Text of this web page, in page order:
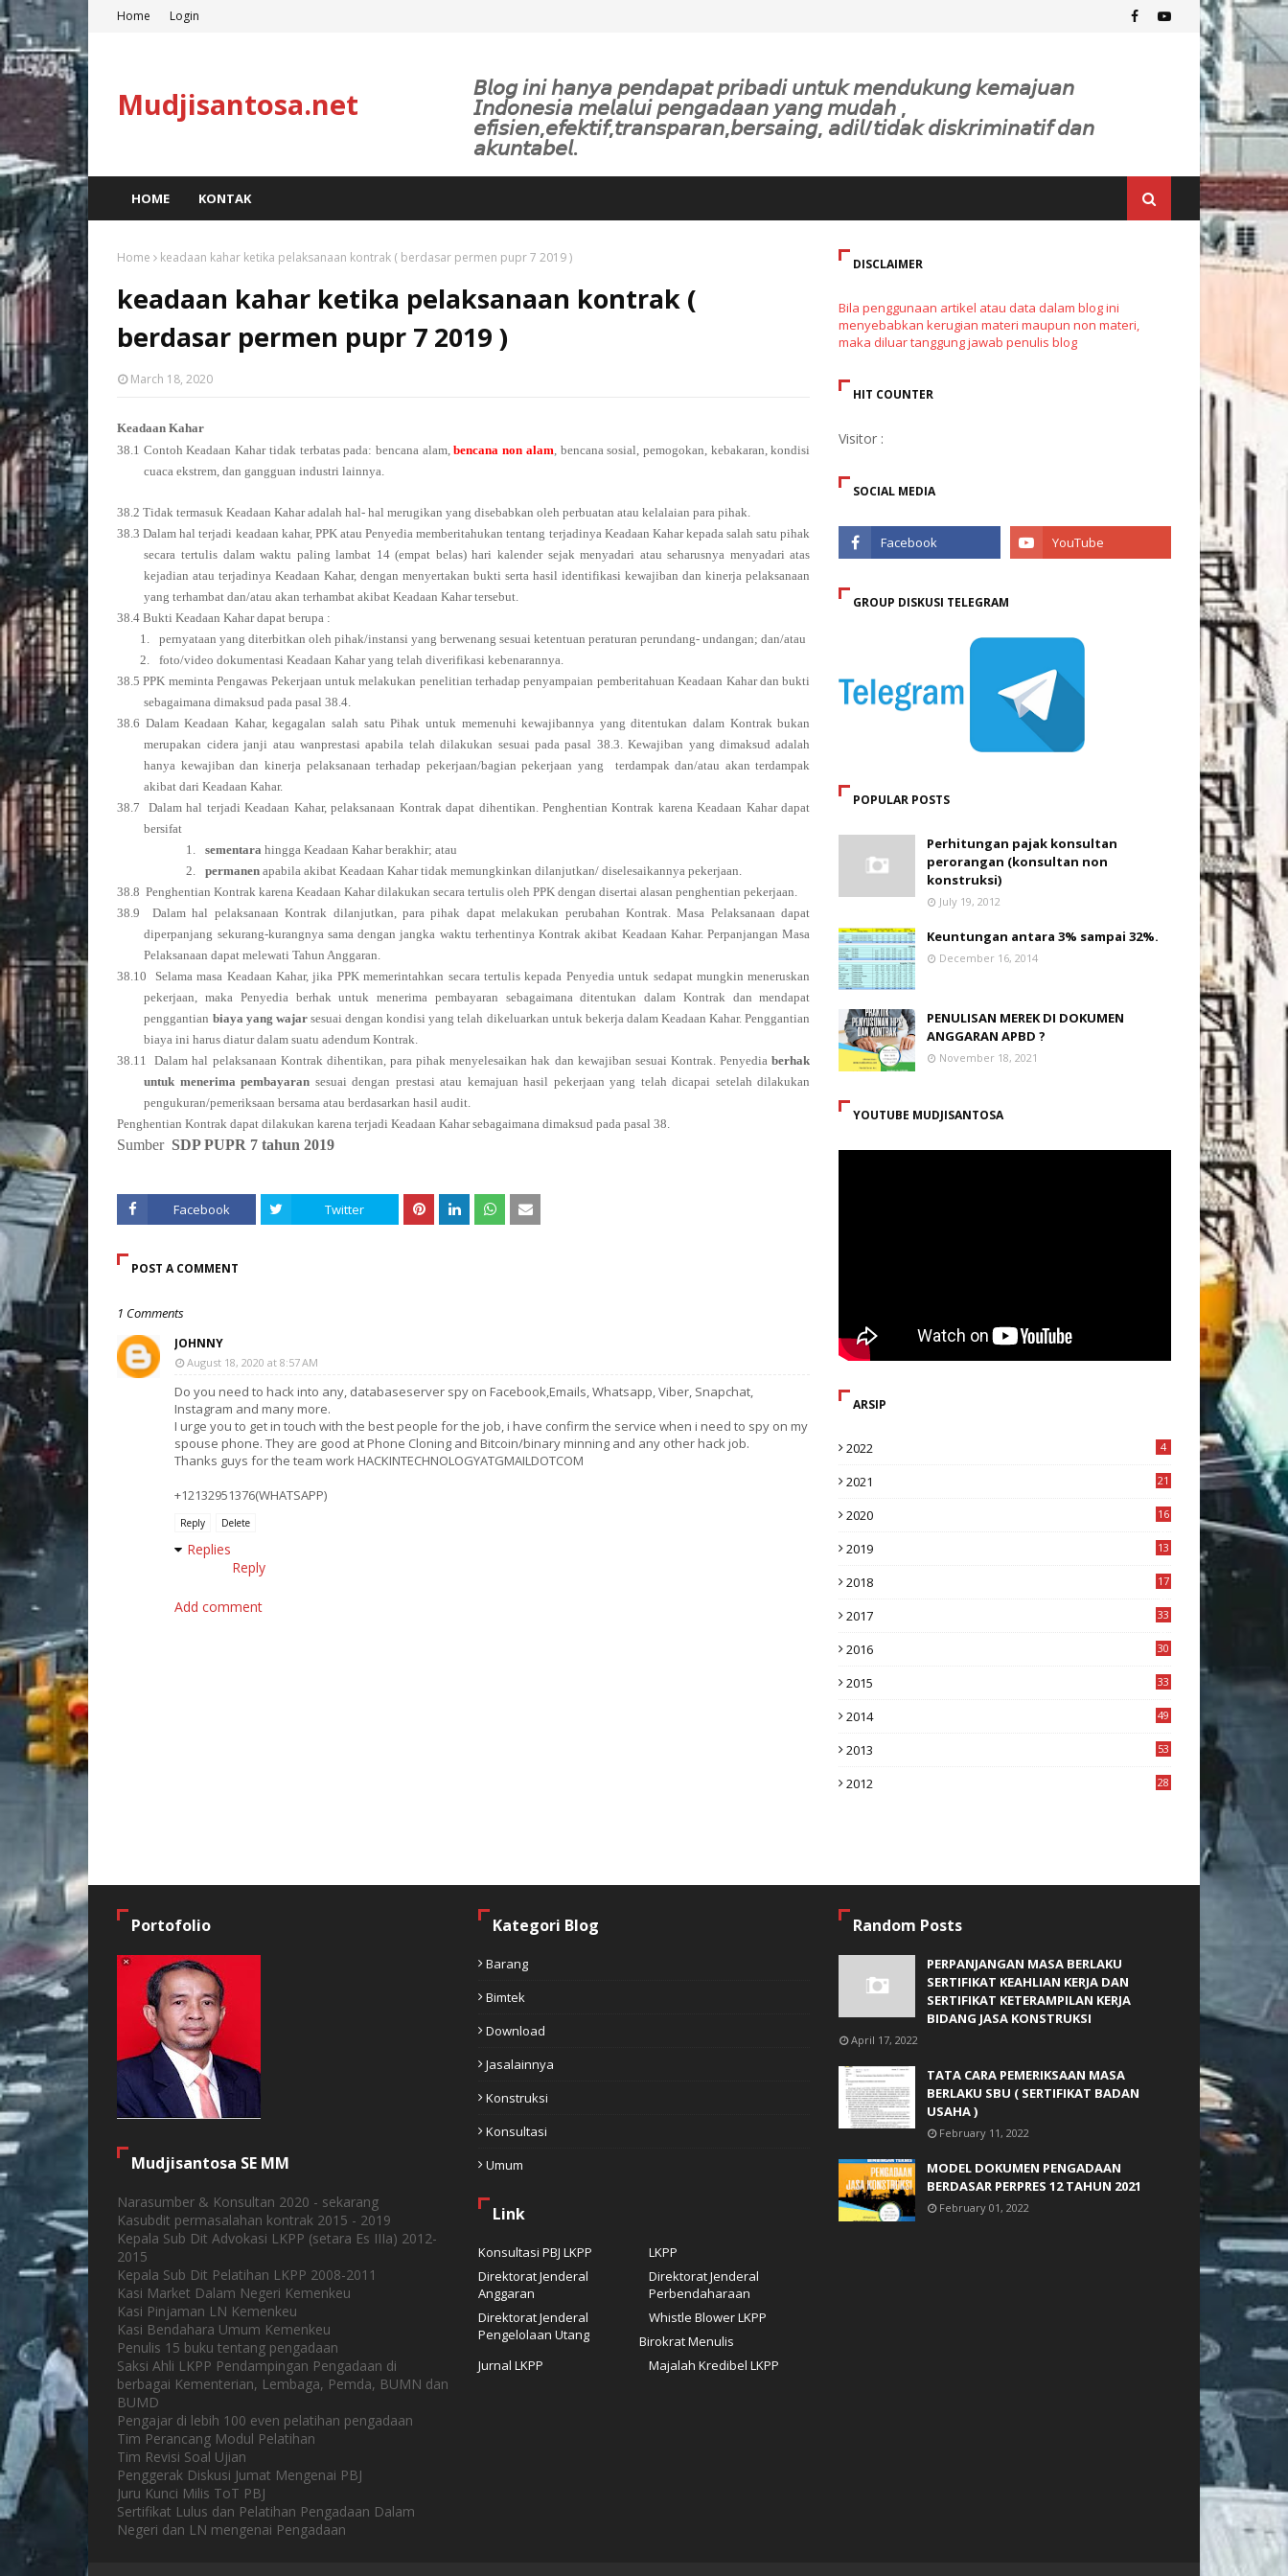
Home Login
Mudjisantosa.net 𝘉𝘭𝘰𝘨 𝘪𝘯𝘪 𝘩𝘢𝘯𝘺𝘢 𝘱𝘦𝘯𝘥𝘢𝘱𝘢𝘵 𝘱𝘳𝘪𝘣𝘢𝘥𝘪 𝘶𝘯𝘵𝘶𝘬 𝘮𝘦𝘯𝘥𝘶𝘬𝘶𝘯𝘨 𝘬𝘦𝘮𝘢𝘫𝘶𝘢𝘯
𝘐𝘯𝘥𝘰𝘯𝘦𝘴𝘪𝘢 𝘮𝘦𝘭𝘢𝘭𝘶𝘪 𝘱𝘦𝘯𝘨𝘢𝘥𝘢𝘢𝘯 𝘺𝘢𝘯𝘨 𝘮𝘶𝘥𝘢𝘩 ,
𝘦𝘧𝘪𝘴𝘪𝘦𝘯,𝘦𝘧𝘦𝘬𝘵𝘪𝘧,𝘵𝘳𝘢𝘯𝘴𝘱𝘢𝘳𝘢𝘯,𝘣𝘦𝘳𝘴𝘢𝘪𝘯𝘨, 𝘢𝘥𝘪𝘭/𝘵𝘪𝘥𝘢𝘬 𝘥𝘪𝘴𝘬𝘳𝘪𝘮𝘪𝘯𝘢𝘵𝘪𝘧 𝘥𝘢𝘯
𝘢𝘬𝘶𝘯𝘵𝘢𝘣𝘦𝘭.
HOME KONTAK
Home keadaan kahar ketika pelaksanaan kontrak ( berdasar permen pupr 7 2019 )
keadaan kahar ketika pelaksanaan kontrak (
berdasar permen pupr 7 2019 )
March 18, 2020
Keadaan Kahar
38.1 Contoh Keadaan Kahar tidak terbatas pada: bencana alam,bencana non alam, bencana sosial, pemogokan, kebakaran, kondisi
cuaca ekstrem, dan gangguan industri lainnya.
38.2 Tidak termasuk Keadaan Kahar adalah hal- hal merugikan yang disebabkan oleh perbuatan atau kelalaian para pihak.
38.3 Dalam hal terjadi keadaan kahar, PPK atau Penyedia memberitahukan tentang terjadinya Keadaan Kahar kepada salah satu pihak
secara tertulis dalam waktu paling lambat 14 (empat belas) hari kalender sejak menyadari atau seharusnya menyadari atas
kejadian atau terjadinya Keadaan Kahar, dengan menyertakan bukti serta hasil identifikasi kewajiban dan kinerja pelaksanaan
yang terhambat dan/atau akan terhambat akibat Keadaan Kahar tersebut.
38.4 Bukti Keadaan Kahar dapat berupa :
1.
pernyataan yang diterbitkan oleh pihak/instansi yang berwenang sesuai ketentuan peraturan perundang- undangan; dan/atau
2.
foto/video dokumentasi Keadaan Kahar yang telah diverifikasi kebenarannya.
38.5 PPK meminta Pengawas Pekerjaan untuk melakukan penelitian terhadap penyampaian pemberitahuan Keadaan Kahar dan bukti
sebagaimana dimaksud pada pasal 38.4.
38.6 Dalam Keadaan Kahar, kegagalan salah satu Pihak untuk memenuhi kewajibannya yang ditentukan dalam Kontrak bukan
merupakan cidera janji atau wanprestasi apabila telah dilakukan sesuai pada pasal 38.3. Kewajiban yang dimaksud adalah
hanya kewajiban dan kinerja pelaksanaan terhadap pekerjaan/bagian pekerjaan yang
terdampak dan/atau akan terdampak
akibat dari Keadaan Kahar.
38.7 Dalam hal terjadi Keadaan Kahar, pelaksanaan Kontrak dapat dihentikan. Penghentian Kontrak karena Keadaan Kahar dapat
bersifat
1.
sementara hingga Keadaan Kahar berakhir; atau
2.
permanen apabila akibat Keadaan Kahar tidak memungkinkan dilanjutkan/ diselesaikannya pekerjaan.
38.8 Penghentian Kontrak karena Keadaan Kahar dilakukan secara tertulis oleh PPK dengan disertai alasan penghentian pekerjaan.
38.9 Dalam hal pelaksanaan Kontrak dilanjutkan, para pihak dapat melakukan perubahan Kontrak. Masa Pelaksanaan dapat
diperpanjang sekurang-kurangnya sama dengan jangka waktu terhentinya Kontrak akibat Keadaan Kahar. Perpanjangan Masa
Pelaksanaan dapat melewati Tahun Anggaran.
38.10 Selama masa Keadaan Kahar, jika PPK memerintahkan secara tertulis kepada Penyedia untuk sedapat mungkin meneruskan
pekerjaan, maka Penyedia berhak untuk menerima pembayaran sebagaimana ditentukan dalam Kontrak dan mendapat
penggantian biaya yang wajarsesuai dengan kondisi yang telah dikeluarkan untuk bekerja dalam Keadaan Kahar. Penggantian
biaya ini harus diatur dalam suatu adendum Kontrak.
38.11 Dalam hal pelaksanaan Kontrak dihentikan, para pihak menyelesaikan hak dan kewajiban sesuai Kontrak. Penyediaberhak
untuk menerima pembayaran sesuai dengan prestasi atau kemajuan hasil pekerjaan yang telah dicapai setelah dilakukan
pengukuran/pemeriksaan bersama atau berdasarkan hasil audit.
Penghentian Kontrak dapat dilakukan karena terjadi Keadaan Kahar sebagaimana dimaksud pada pasal 38.
Sumber SDP PUPR 7 tahun 2019
Facebook Twitter
POST A COMMENT
1 Comments
JOHNNY
August 18, 2020 at 8:57 AM
Do you need to hack into any, databaseserver spy on Facebook,Emails, Whatsapp, Viber, Snapchat,
Instagram and many more.
I urge you to get in touch with the best people for the job, i have confirm the service when i need to spy on my
spouse phone. They are good at Phone Cloning and Bitcoin/binary minning and any other hack job.
Thanks guys for the team work HACKINTECHNOLOGYATGMAILDOTCOM
+12132951376(WHATSAPP)
Reply Delete
Replies
Reply
Add comment
DISCLAIMER
Bila penggunaan artikel atau data dalam blog ini
menyebabkan kerugian materi maupun non materi,
maka diluar tanggung jawab penulis blog
HIT COUNTER
Visitor :
SOCIAL MEDIA
GROUP DISKUSI TELEGRAM
POPULAR POSTS
Perhitungan pajak konsultan
perorangan (konsultan non
konstruksi)
July 19, 2012
Keuntungan antara 3% sampai 32%.
December 16, 2014
PENULISAN MEREK DI DOKUMEN
ANGGARAN APBD ?
November 18, 2021
YOUTUBE MUDJISANTOSA
ARSIP
2022 4
2021 21
2020
16
2019
13
2018
17
2017
33
2016
30
2015
33
2014
49
2013
53
2012
28
Portofolio
Mudjisantosa SE MM
Narasumber & Konsultan 2020 - sekarang
Kasubdit permasalahan kontrak 2015 - 2019
Kepala Sub Dit Advokasi LKPP (setara Es IIIa) 2012-
2015
Kepala Sub Dit Pelatihan LKPP 2008-2011
Kasi Market Dalam Negeri Kemenkeu
Kasi Pinjaman LN Kemenkeu
Kasi Bendahara Umum Kemenkeu
Penulis 15 buku tentang pengadaan
Saksi Ahli LKPP Pendampingan Pengadaan di
berbagai Kementerian, Lembaga, Pemda, BUMN dan
BUMD
Pengajar di lebih 100 even pelatihan pengadaan
Tim Perancang Modul Pelatihan
Tim Revisi Soal Ujian
Penggerak Diskusi Jumat Mengenai PBJ
Juru Kunci Milis ToT PBJ
Sertifikat Lulus dan Pelatihan Pengadaan Dalam
Negeri dan LN mengenai Pengadaan
Kategori Blog
Barang
Bimtek
Download
Jasalainnya
Konstruksi
Konsultasi
Umum
Link
Konsultasi PBJ LKPP
LKPP
Direktorat Jenderal
Anggaran
Direktorat Jenderal
Perbendaharaan
Direktorat Jenderal
Pengelolaan Utang
Whistle Blower LKPP
Birokrat Menulis
Majalah Kredibel LKPP
Jurnal LKPP
Random Posts
PERPANJANGAN MASA BERLAKU
SERTIFIKAT KEAHLIAN KERJA DAN
SERTIFIKAT KETERAMPILAN KERJA
BIDANG JASA KONSTRUKSI
April 17, 2022
TATA CARA PEMERIKSAAN MASA
BERLAKU SBU ( SERTIFIKAT BADAN
USAHA )
February 11, 2022
MODEL DOKUMEN PENGADAAN
BERDASAR PERPRES 12 TAHUN 2021
February 01, 2022